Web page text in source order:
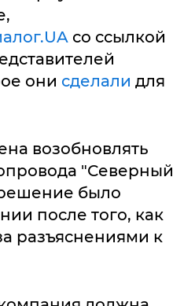
со ссылкой
они сделали для
возобновлять
"Северный
решение было
после того, как
разъяснениями к